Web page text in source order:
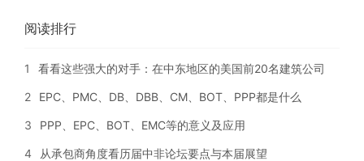
阅读排行
1 看看这些强大的对手：在中东地区的美国前20名建筑公司
2 EPC、PMC、DB、DBB、CM、BOT、PPP都是什么
3 PPP、EPC、BOT、EMC等的意义及应用
4 从承包商角度看历届中非论坛要点与本届展望